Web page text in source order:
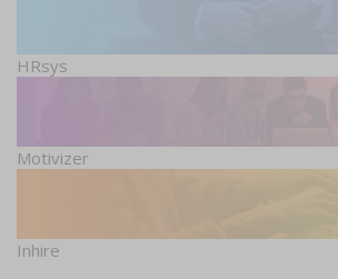
HRsys
Motivizer
Inhire